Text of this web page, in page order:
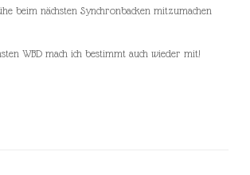
beim nächsten Synchronbacken mitzumachen
WBD mach ich bestimmt auch wieder mit!